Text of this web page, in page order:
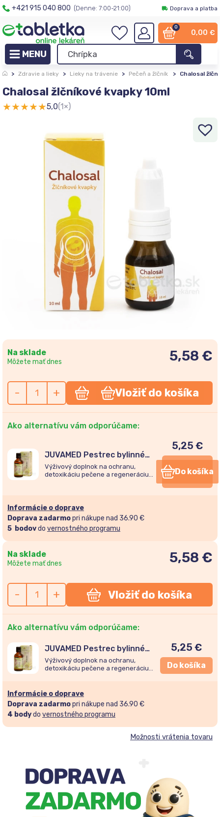
+421 915 040 800 (Denne: 7:00-21:00) Doprava a platba
0
0,00 €
> Zdravie a lieky > Lieky na trávenie > Pečeň a žlčník > Chalosal
Chalosal žlčníkové kvapky 10ml
★★★★★5,0(1×)
Na sklade
Môžete mať dnes 5,58 €
- + Vložiť do košíka
Ako alternatívu vám odporúčame:
JUVAMED Pestrec bylinné
kvapky 50ml
Výživový doplnok na ochranu,
detoxikáciu pečene a regeneráciu
5,25 €
Do košíka
Informácie o doprave
Doprava zadarmopri nákupe nad 36.90 €
5 bodovdo vernostného programu
Na sklade
Môžete mať dnes 5,58 €
- + Vložiť do košíka
Ako alternatívu vám odporúčame:
JUVAMED Pestrec bylinné
kvapky 50ml
Výživový doplnok na ochranu,
detoxikáciu pečene a regeneráciu
krvi.
5,25 €
Do košíka
Informácie o doprave
Doprava zadarmopri nákupe nad 36.90 €
4 bodydo vernostného programu
Možnosti vrátenia tovaru